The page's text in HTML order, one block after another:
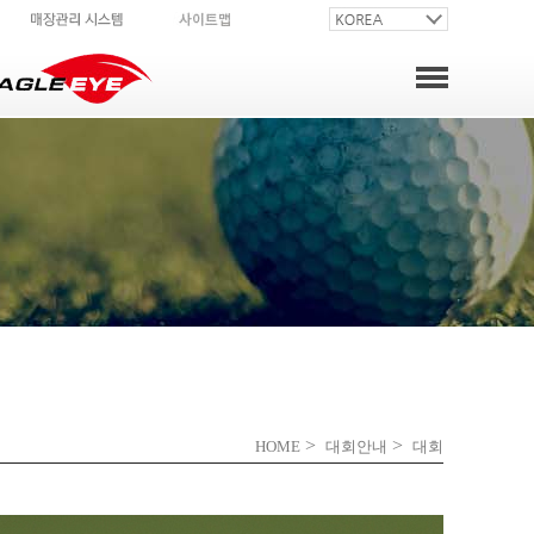
HOME > 대회안내 > 대회